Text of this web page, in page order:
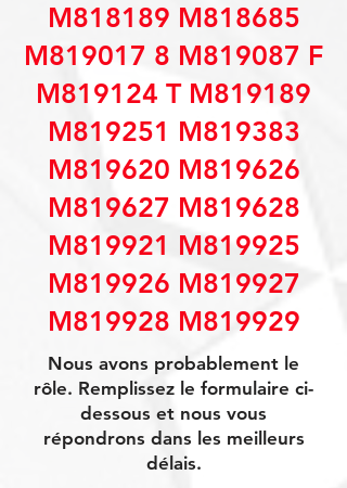
M818189 M818685
M819017 8 M819087 F
M819124 T M819189
M819251 M819383
M819620 M819626
M819627 M819628
M819921 M819925
M819926 M819927
M819928 M819929
Nous avons probablement le
rôle. Remplissez le formulaire ci-
dessous et nous vous
répondrons dans les meilleurs
délais.